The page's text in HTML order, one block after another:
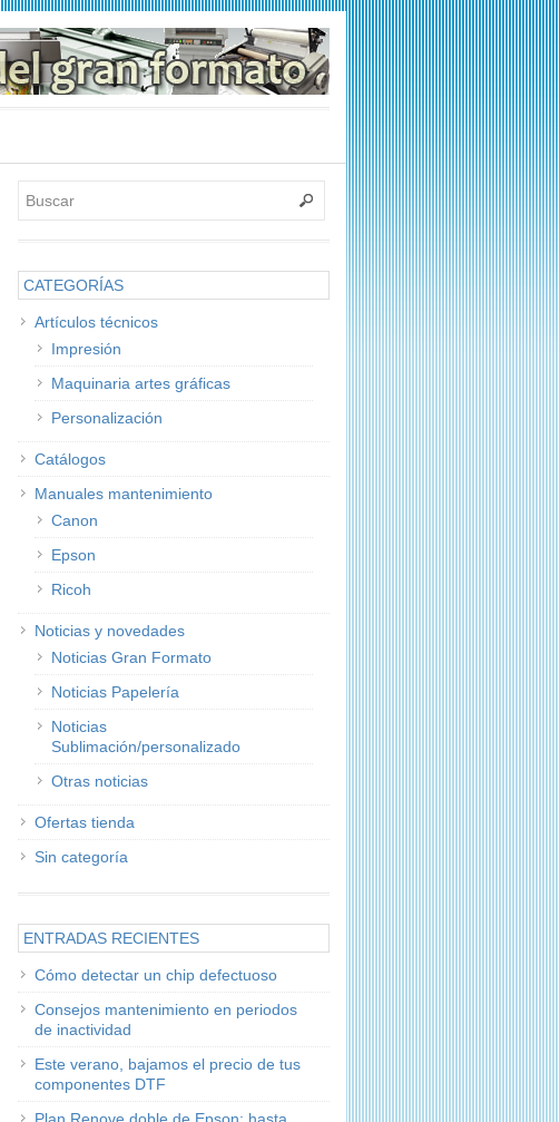
CATEGORÍAS
Artículos técnicos
Impresión
Maquinaria artes gráficas
Personalización
Catálogos
Manuales mantenimiento
Canon
Epson
Ricoh
Noticias y novedades
Noticias Gran Formato
Noticias Papelería
Noticias
Sublimación/personalizado
Otras noticias
Ofertas tienda
Sin categoría
ENTRADAS RECIENTES
Cómo detectar un chip defectuoso
Consejos mantenimiento en periodos
de inactividad
Este verano, bajamos el precio de tus
componentes DTF